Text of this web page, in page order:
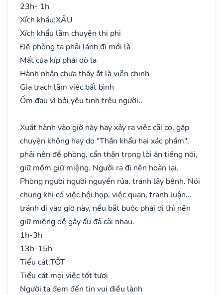
23h- 1h
Xích khẩu:XẤU
Xích khẩu lắm chuyên thị phi
Đề phòng ta phải lánh đi mới là
Mất của kíp phải dò la
Hành nhân chưa thấy ắt là viễn chinh
Gia trạch lắm việc bất bình
Ốm đau vì bởi yêu tinh trêu người..
Xuất hành vào giờ này hay xảy ra việc cãi cọ, gặp
chuyện không hay do "Thần khẩu hại xác phầm",
phải nên đề phòng, cẩn thận trong lời ăn tiếng nói,
giữ mồm giữ miệng. Người ra đi nên hoãn lại.
Phòng người người nguyền rủa, tránh lây bệnh. Nói
chung khi có việc hội họp, việc quan, tranh luận…
tránh đi vào giờ này, nếu bắt buộc phải đi thì nên
giữ miệng dễ gây ẩu đả cãi nhau.
1h-3h
13h-15h
Tiểu cát:TỐT
Tiểu cát mọi việc tốt tươi
Người ta đem đến tin vui điều lành